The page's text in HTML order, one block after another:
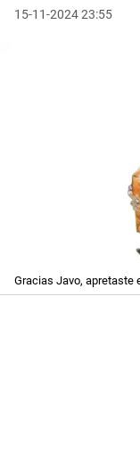
15-11-2024 23:55
Gracias Javo, apretaste